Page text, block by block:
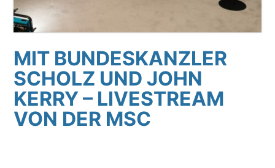
MIT BUNDESKANZLER
SCHOLZ UND JOHN
KERRY – LIVESTREAM
VON DER MSC